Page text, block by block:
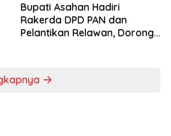
Bupati Asahan Hadiri
Rakerda DPD PAN dan
Pelantikan Relawan, Dorong